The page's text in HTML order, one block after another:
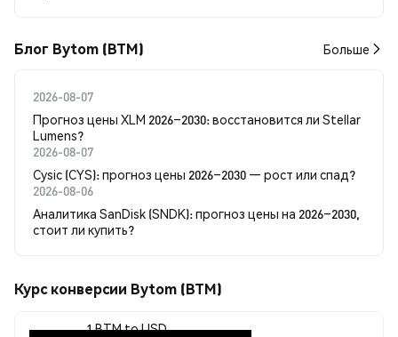
Блог Bytom (BTM) Больше
2026-08-07
Прогноз цены XLM 2026–2030: восстановится ли Stellar
Lumens?
2026-08-07
Cysic (CYS): прогноз цены 2026–2030 — рост или спад?
2026-08-06
Аналитика SanDisk (SNDK): прогноз цены на 2026–2030,
стоит ли купить?
Курс конверсии Bytom (BTM)
1 BTM to USD